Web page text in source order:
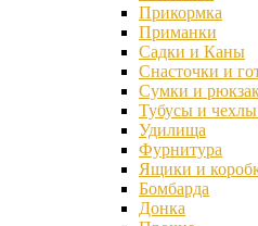
Прикормка
Приманки
Садки и Каны
Снасточки и
Сумки и
Тубусы и
Удилища
Фурнитура
Ящики и
Бомбарда
Донка